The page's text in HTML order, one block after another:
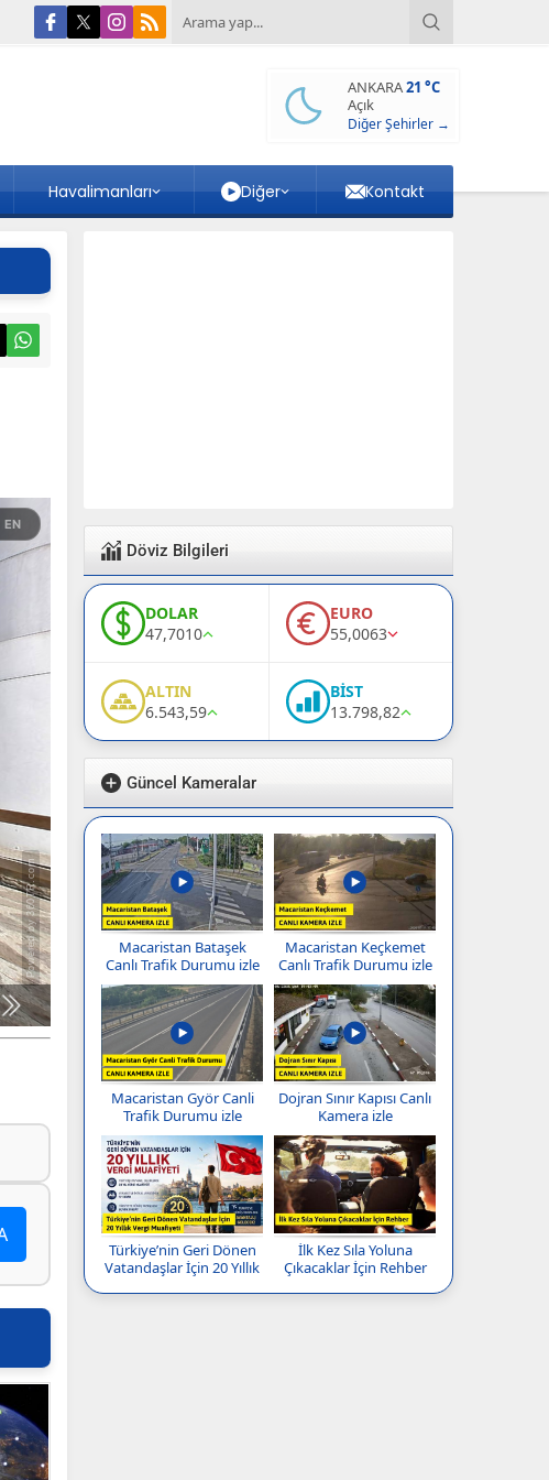
ANKARA21 °C
Açık
Diğer Şehirler →
Havalimanları Diğer Kontakt
Döviz Bilgileri
DOLAR
47,7010
EURO
55,0063
ALTIN
6.543,59
BİST
13.798,82
Güncel Kameralar
Macaristan Bataşek
Canlı Trafik Durumu izle
Macaristan Keçkemet
Canlı Trafik Durumu izle
Macaristan Györ Canli
Trafik Durumu izle
Dojran Sınır Kapısı Canlı
Kamera izle
Türkiye’nin Geri Dönen
Vatandaşlar İçin 20 Yıllık
İlk Kez Sıla Yoluna
Çıkacaklar İçin Rehber